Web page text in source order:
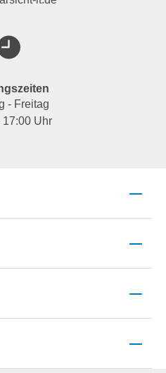
- Freitag
17:00 Uhr